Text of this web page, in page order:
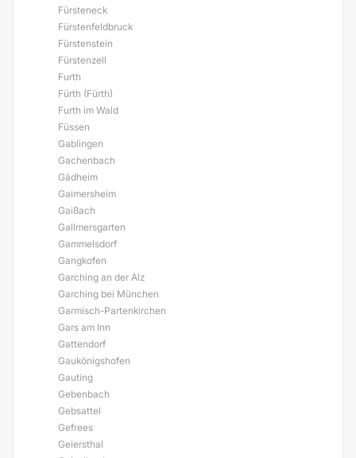
Fürsteneck
Fürstenfeldbruck
Fürstenstein
Fürstenzell
Furth
Fürth (Fürth)
Furth im Wald
Füssen
Gablingen
Gachenbach
Gädheim
Gaimersheim
Gaißach
Gallmersgarten
Gammelsdorf
Gangkofen
Garching an der Alz
Garching bei München
Garmisch-Partenkirchen
Gars am Inn
Gattendorf
Gaukönigshofen
Gauting
Gebenbach
Gebsattel
Gefrees
Geiersthal